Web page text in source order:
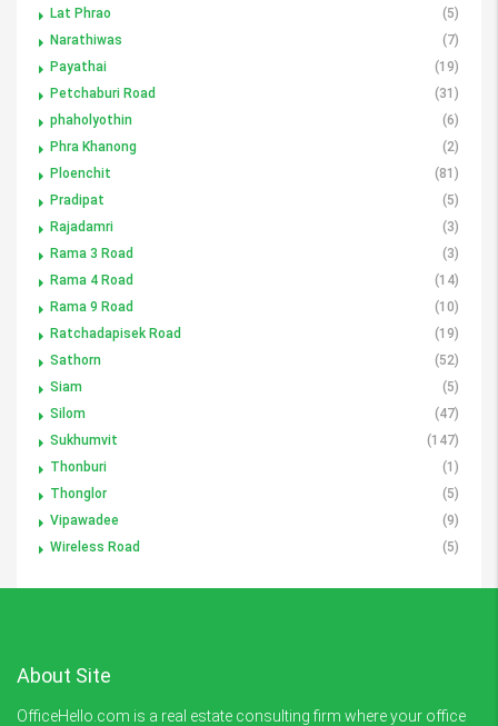
Lat Phrao
(5)
Narathiwas
(7)
Payathai
(19)
Petchaburi Road
(31)
phaholyothin
(6)
Phra Khanong
(2)
Ploenchit
(81)
Pradipat
(5)
Rajadamri
(3)
Rama 3 Road
(3)
Rama 4 Road
(14)
Rama 9 Road
(10)
Ratchadapisek Road
(19)
Sathorn
(52)
Siam
(5)
Silom
(47)
Sukhumvit
(147)
Thonburi
(1)
Thonglor
(5)
Vipawadee
(9)
Wireless Road
(5)
About Site
OfficeHello.com is a real estate consulting firm where your office